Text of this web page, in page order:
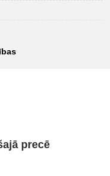
instrumentu tērauds
hromētsprecē